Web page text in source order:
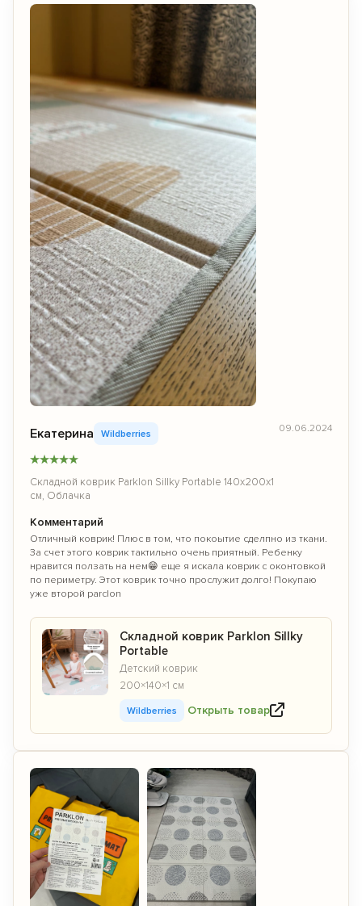
Екатерина Wildberries
★★★★★
Складной коврик Parklon Sillky Portable 140x200x1
см, Облачка
09.06.2024
Комментарий
Отличный коврик! Плюс в том, что покоытие сделпно из ткани.
За счет этого коврик тактильно очень приятный. Ребенку
нравится ползать на нем😁 еще я искала коврик с оконтовкой
по периметру. Этот коврик точно прослужит долго! Покупаю
уже второй parclon
Складной коврик Parklon Sillky
Portable
Детский коврик
200×140×1 см
Wildberries Открыть товар